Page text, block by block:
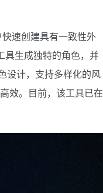
速创建具有一致性外
具生成独特的角色，并
设计，支持多样化的风
效。目前，该工具已在